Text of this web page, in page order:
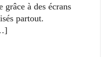
à des écrans
partout.